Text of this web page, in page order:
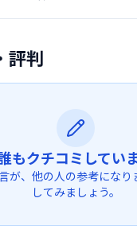
評判
もクチコミしてい
が、他の人の参考になり
してみましょう。